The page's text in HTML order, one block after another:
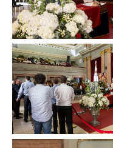
Sin leyenda